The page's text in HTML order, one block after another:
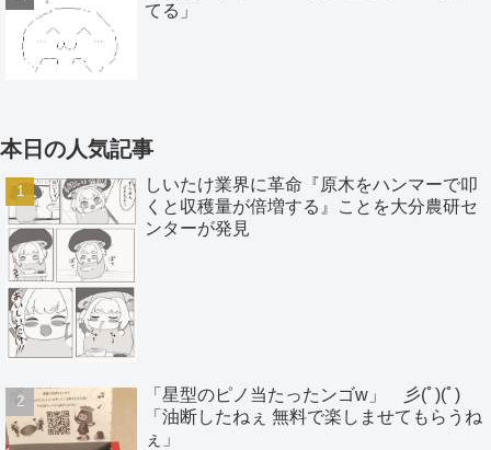
てる」
本日の人気記事
しいたけ業界に革命『原木をハンマーで叩
くと収穫量が倍増する』ことを大分農研セ
ンターが発見
「星型のピノ当たったンゴw」 彡(ﾟ)(ﾟ)
「油断したねぇ 無料で楽しませてもらうね
ぇ」